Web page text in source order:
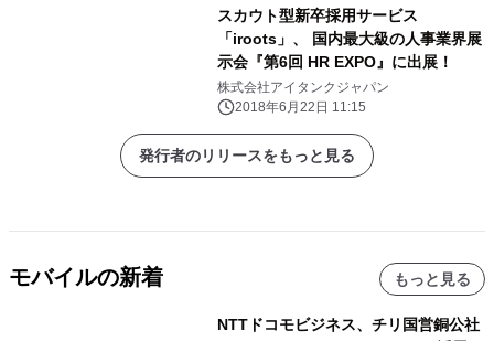
スカウト型新卒採用サービス
「iroots」、 国内最大級の人事業界展
示会『第6回 HR EXPO』に出展！
株式会社アイタンクジャパン
2018年6月22日 11:15
発行者のリリースをもっと見る
モバイルの新着 もっと見る
NTTドコモビジネス、チリ国営銅公社